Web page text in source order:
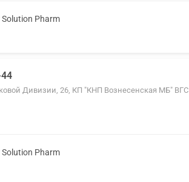
Pharm
Дивизии, 26, КП "КНП Вознесенская МБ" ВГС
Pharm